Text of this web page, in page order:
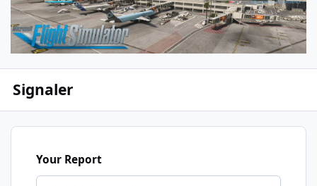
Signaler
Your Report